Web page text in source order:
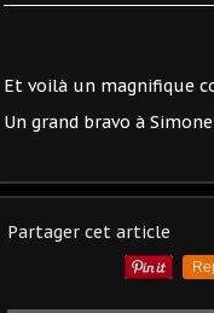
Et voilà un magnifique
Un grand bravo à
Partager cet article